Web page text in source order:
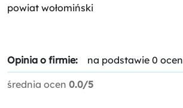
powiat wołomiński
Opinia o firmie: na podstawie 0 ocen
średnia ocen 0.0/5